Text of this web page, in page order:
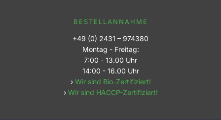
BESTELLANNAHME
+49 (0) 2431 – 974380
Montag - Freitag:
7:00 - 13.00 Uhr
14:00 - 16.00 Uhr
› Wir sind Bio-Zertifiziert!
› Wir sind HACCP-Zertifiziert!